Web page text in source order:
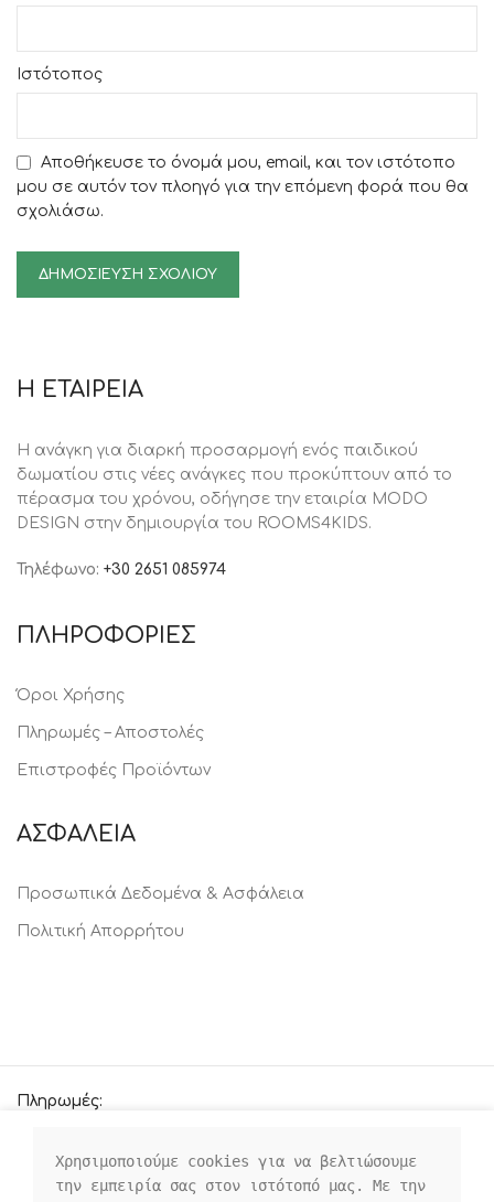
Ιστότοπος
Αποθήκευσε το όνομά μου, email, και τον ιστότοπο
μου σε αυτόν τον πλοηγό για την επόμενη φορά που θα
σχολιάσω.
Η ΕΤΑΙΡΕΙΑ
Η ανάγκη για διαρκή προσαρμογή ενός παιδικού
δωματίου στις νέες ανάγκες που προκύπτουν από το
πέρασμα του χρόνου, oδήγησε την εταιρία MODO
DESIGN στην δημιουργία του ROOMS4KIDS.
Τηλέφωνο: +30 2651 085974
ΠΛΗΡΟΦΟΡΙΕΣ
Όροι Χρήσης
Πληρωμές – Αποστολές
Επιστροφές Προϊόντων
ΑΣΦΑΛΕΙΑ
Προσωπικά Δεδομένα & Ασφάλεια
Πολιτική Απορρήτου
Πληρωμές:
Οι κοινωνικοί μας σύνδεσμοι:
Χρησιμοποιούμε cookies για να βελτιώσουμε
την εμπειρία σας στον ιστότοπό μας. Με την